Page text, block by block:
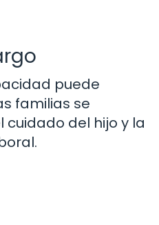
puede
familias se
del hijo y la